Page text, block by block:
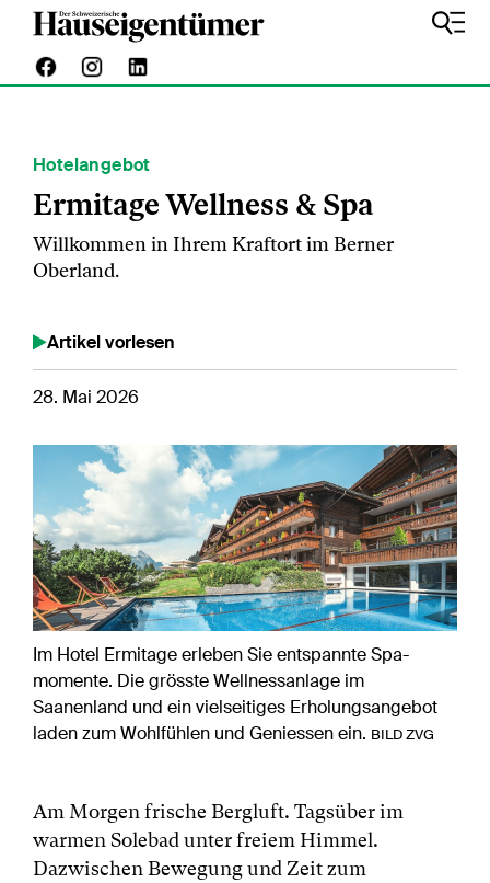
Hotelangebot
Ermitage Wellness & Spa
Willkommen in Ihrem Kraftort im Berner
Oberland.
Artikel vorlesen
28. Mai 2026
Im Hotel Ermitage erleben Sie entspannte Spa-
momente. Die grösste Wellnessanlage im
Saanenland und ein vielseitiges Erholungsangebot
laden zum Wohlfühlen und Geniessen ein. BILD ZVG
Am Morgen frische Bergluft. Tagsüber im
warmen Solebad unter freiem Himmel.
Dazwischen Bewegung und Zeit zum